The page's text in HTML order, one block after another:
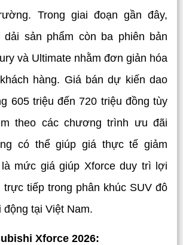
Trong giai đoạn gần đây,
dải sản phẩm còn ba phiên bản
và Ultimate nhằm đơn giản hóa
hàng. Giá bán dự kiến dao
605 triệu đến 720 triệu đồng tùy
theo các chương trình ưu đãi
có thể giúp giá thực tế giảm
mức giá giúp Xforce duy trì lợi
trực tiếp trong phân khúc SUV đô
động tại Việt Nam.
Xforce 2026: